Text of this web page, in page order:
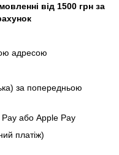
від 1500 грн за
адресою
за попередньою
або Apple Pay
платіж)